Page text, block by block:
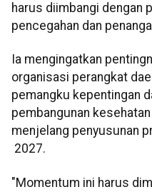
harus diimbangi dengan
pencegahan dan
Ia mengingatkan
organisasi perangkat
pemangku kepentingan
pembangunan
menjelang penyusunan
2027.
"Momentum ini harus